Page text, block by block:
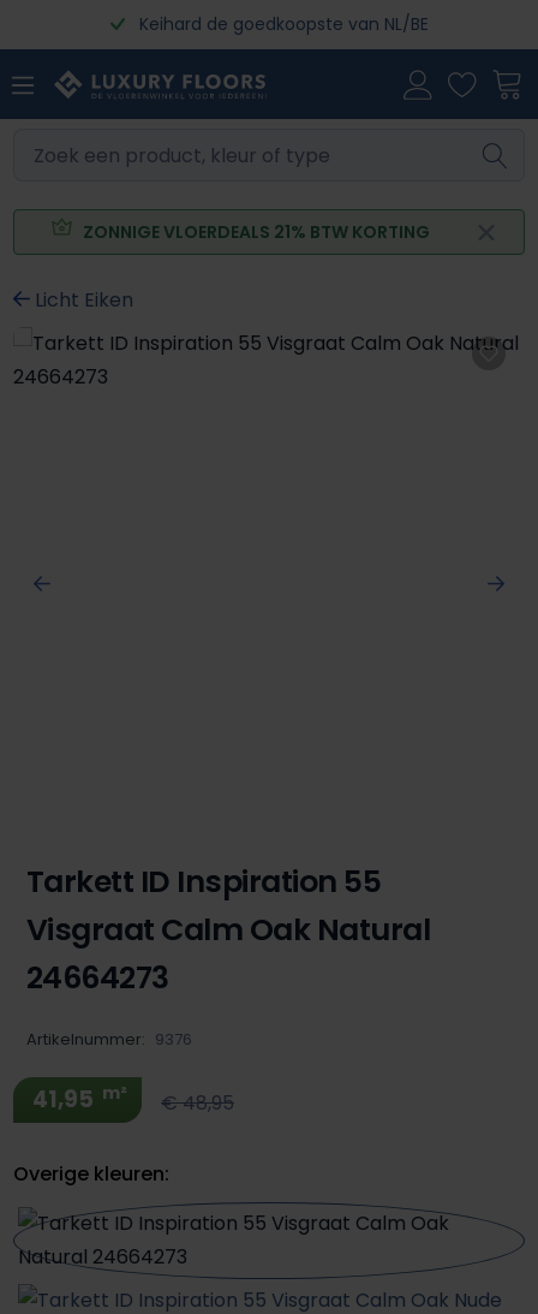
Ga naar de hoofdinhoudKeihard de goedkoopste van NL/BE
ZONNIGE VLOERDEALS 21% BTW KORTING
Licht Eiken
Afbeeldingengalerij overslaan
Tarkett ID Inspiration 55
Visgraat Calm Oak Natural
24664273
Artikelnummer: 9376
41,95 m² € 48,95
Overige kleuren: